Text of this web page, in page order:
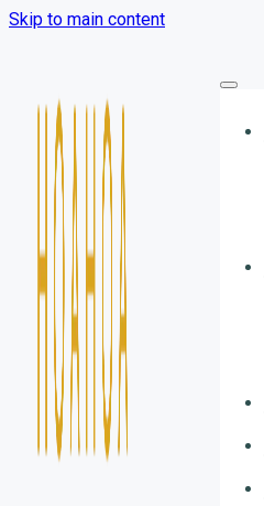
Skip to main content